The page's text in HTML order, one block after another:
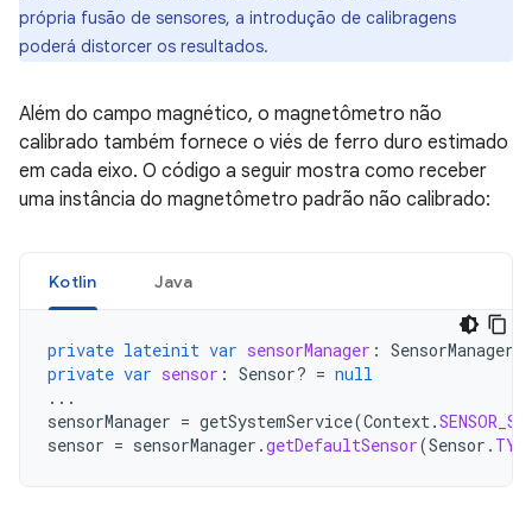
própria fusão de sensores, a introdução de calibragens
poderá distorcer os resultados.
Além do campo magnético, o magnetômetro não
calibrado também fornece o viés de ferro duro estimado
em cada eixo. O código a seguir mostra como receber
uma instância do magnetômetro padrão não calibrado:
Kotlin Java
private lateinit var sensorManager : SensorManager
private var sensor : Sensor? = null
...
sensorManager = getSystemService(Context.
sensor = sensorManager .getDefaultSensor(Sensor .